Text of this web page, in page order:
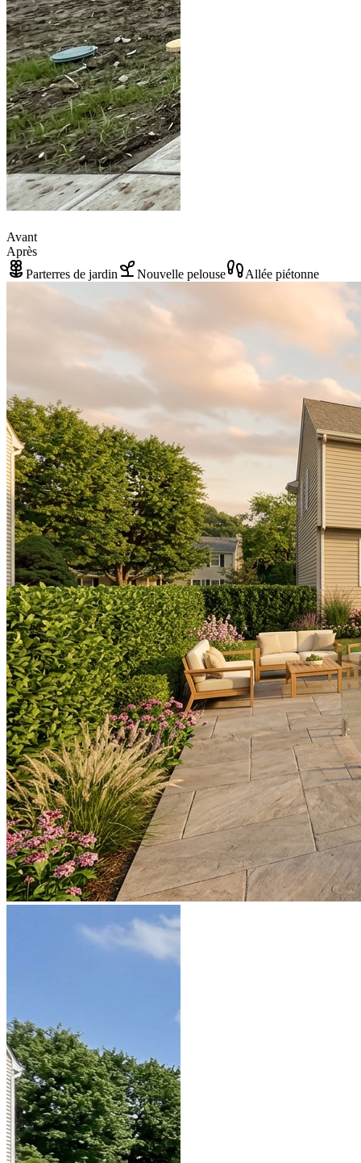
Avant
Après
Parterres de jardin
Nouvelle pelouse Allée piétonne